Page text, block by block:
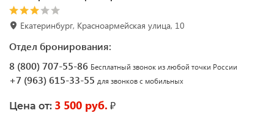
Екатеринбург, Красноармейская улица, 10
Отдел бронирования:
8 (800) 707-55-86 Бесплатный звонок из любой точки России
+7 (963) 615-33-55 для звонков с мобильных
Цена от: 3 500 руб. ₽